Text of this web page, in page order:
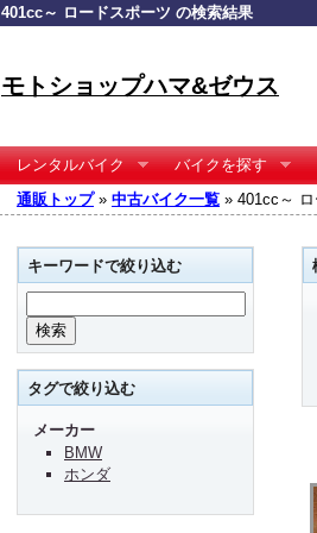
401cc～ ロードスポーツ の検索結果
モトショップハマ&ゼウス
レンタルバイク
バイクを探す
通販トップ» 中古バイク一覧 » 401cc～
キーワードで絞り込む
タグで絞り込む
メーカー
BMW
ホンダ